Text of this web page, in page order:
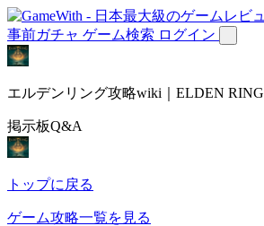
事前ガチャ ゲーム検索 ログイン
エルデンリング攻略wiki｜ELDEN RING
掲示板Q&A
トップに戻る
ゲーム攻略一覧を見る